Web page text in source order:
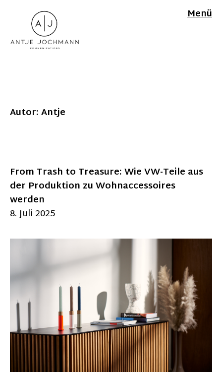
Menü
Autor:Antje
From Trash to Treasure: Wie VW-Teile aus
der Produktion zu Wohnaccessoires
werden
8. Juli 2025